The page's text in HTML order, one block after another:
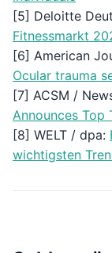
[5] Deloitte
Fitnessmarkt
[6] American
Ocular trauma
[7] ACSM /
Announces Top
[8] WELT / dpa:
wichtigsten